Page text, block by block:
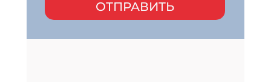
ОТПРАВИТЬ